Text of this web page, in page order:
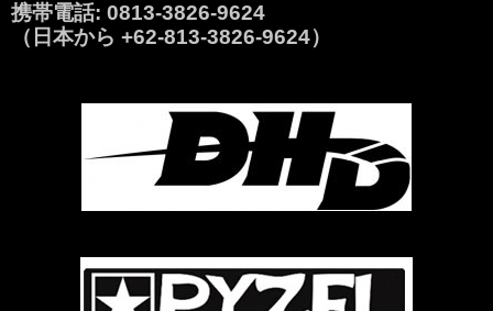
携帯電話: 0813-3826-9624
（日本から +62-813-3826-9624）